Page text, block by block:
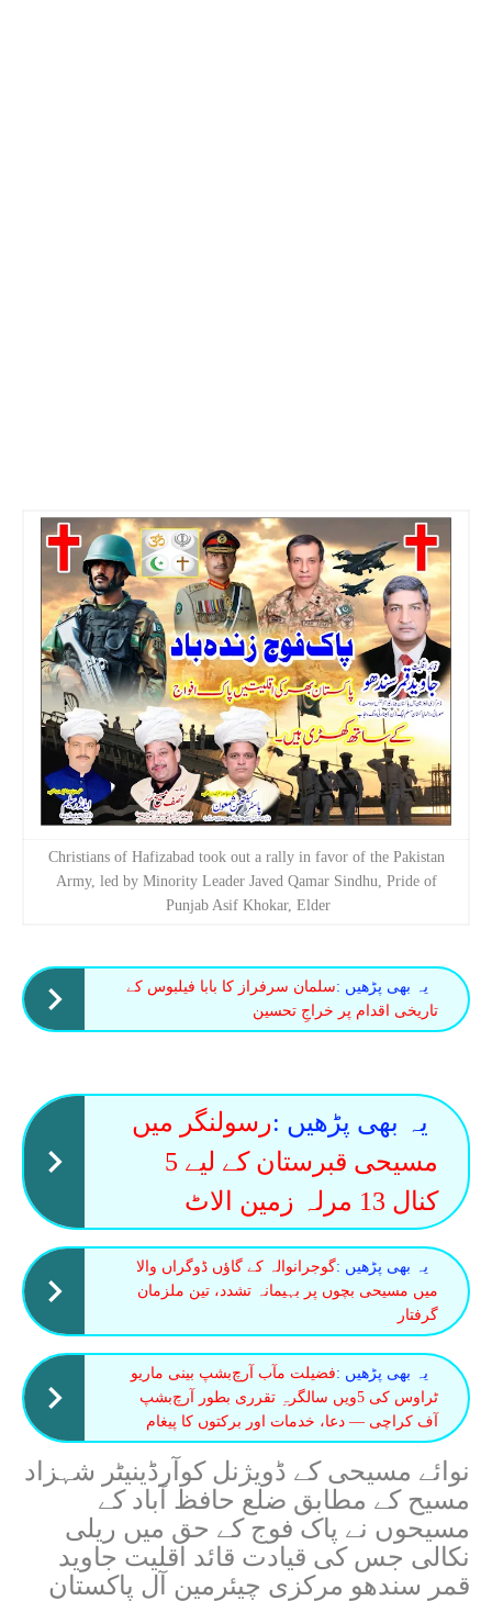
Christians of Hafizabad took out a rally in favor of the Pakistan
Army, led by Minority Leader Javed Qamar Sindhu, Pride of
Punjab Asif Khokar, Elder
یہ بھی پڑھیں :سلمان سرفراز کا بابا فیلبوس کے
تاریخی اقدام پر خراجِ تحسین
یہ بھی پڑھیں :رسولنگر میں
مسیحی قبرستان کے لیے 5
کنال 13 مرلہ زمین الاٹ
یہ بھی پڑھیں :گوجرانوالہ کے گاؤں ڈوگراں والا
میں مسیحی بچوں پر بہیمانہ تشدد، تین ملزمان
گرفتار
یہ بھی پڑھیں :فضیلت مآب آرچ‌بشپ بینی ماریو
ٹراوس کی 5ویں سالگرہِ تقرری بطور آرچ‌بشپ
آف کراچی — دعا، خدمات اور برکتوں کا پیغام
نوائے مسیحی کے ڈویژنل کوآرڈینیٹر شہزاد
مسیح کے مطابق ضلع حافظ آباد کے
مسیحوں نے پاک فوج کے حق میں ریلی
نکالی جس کی قیادت قائد اقلیت جاوید
قمر سندھو مرکزی چیئرمین آل پاکستان